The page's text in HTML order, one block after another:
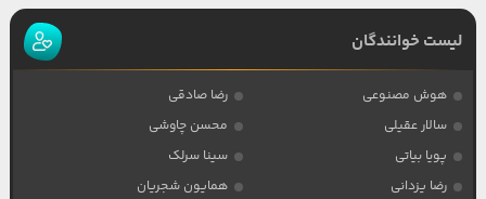
لیست خوانندگان
هوش مصنوعی
رضا صادقی
سالار عقیلی
محسن چاوشی
پویا بیاتی
سینا سرلک
رضا یزدانی
همایون شجریان